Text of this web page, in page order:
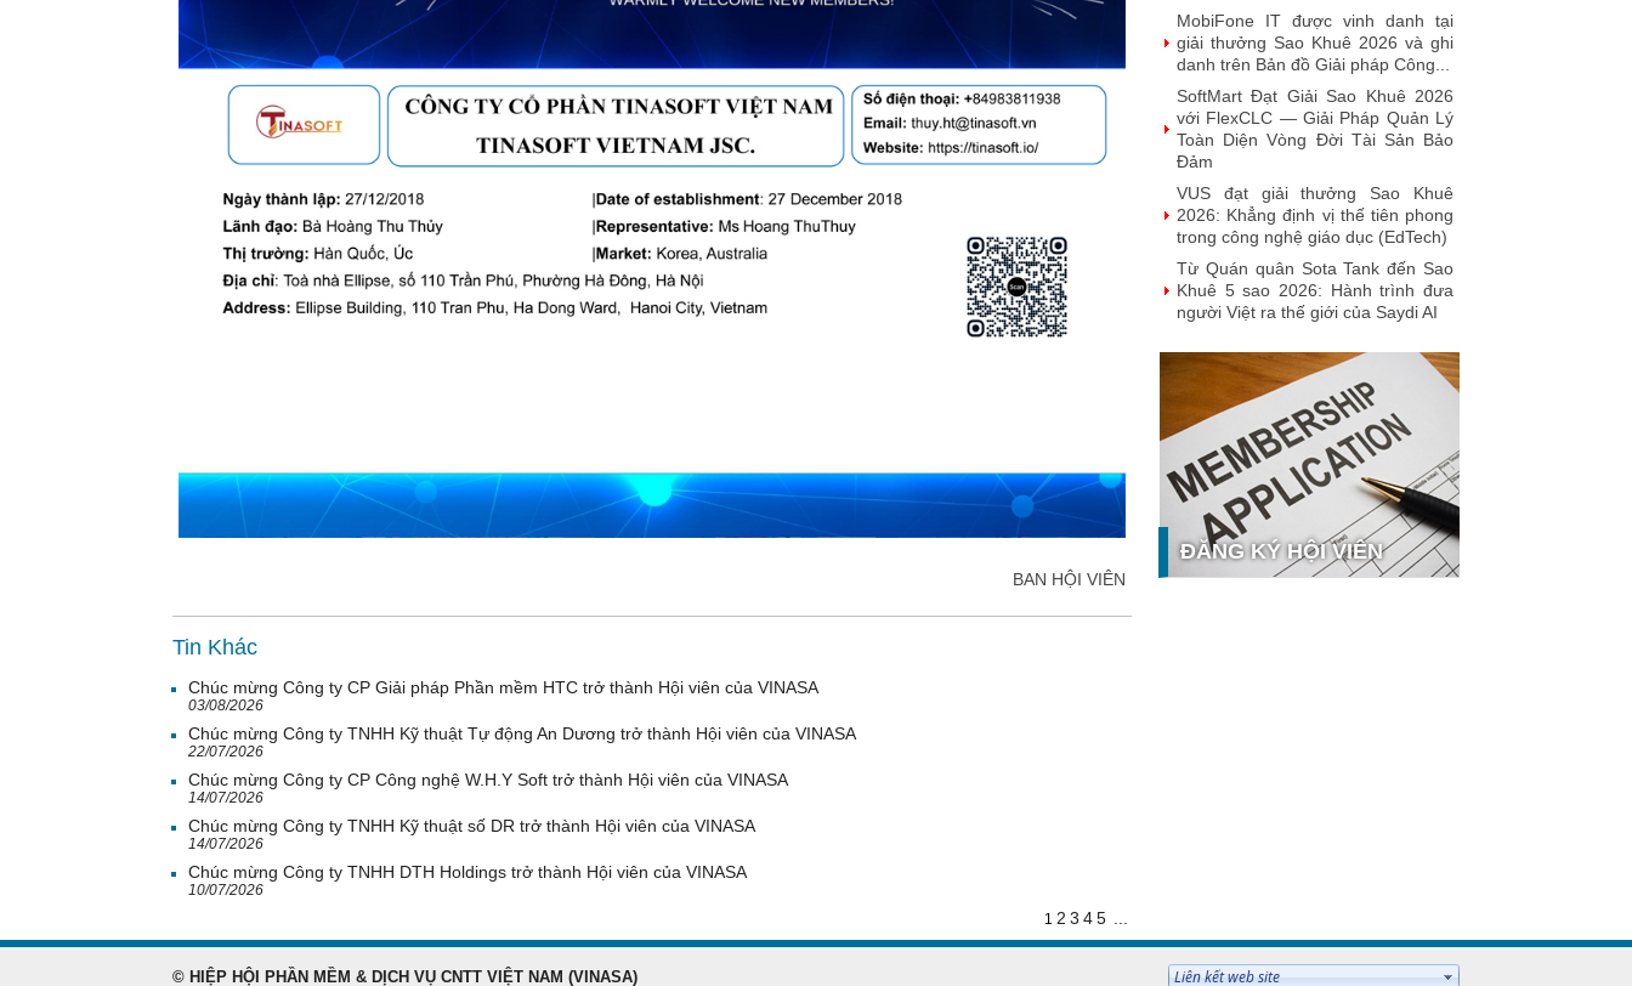
BAN HỘI VIÊN
Tin Khác
Chúc mừng Công ty CP Giải pháp Phần mềm HTC trở thành Hội viên của VINASA
03/08/2026
Chúc mừng Công ty TNHH Kỹ thuật Tự động An Dương trở thành Hội viên của VINASA
22/07/2026
Chúc mừng Công ty CP Công nghệ W.H.Y Soft trở thành Hội viên của VINASA
14/07/2026
Chúc mừng Công ty TNHH Kỹ thuật số DR trở thành Hội viên của VINASA
14/07/2026
Chúc mừng Công ty TNHH DTH Holdings trở thành Hội viên của VINASA
10/07/2026
1 2 3 45
MobiFone IT được vinh danh tại
giải thưởng Sao Khuê 2026 và ghi
danh trên Bản đồ Giải pháp Công...
SoftMart Đạt Giải Sao Khuê 2026
với FlexCLC — Giải Pháp Quản Lý
Toàn Diện Vòng Đời Tài Sản Bảo
Đảm
VUS đạt giải thưởng Sao Khuê
2026: Khẳng định vị thế tiên phong
trong công nghệ giáo dục (EdTech)
Từ Quán quân Sota Tank đến Sao
Khuê 5 sao 2026: Hành trình đưa
người Việt ra thế giới của Saydi AI
nghiệp: NoteX và hành trình chinh
phục Giải thưởng Sao Khuê 2026
Vietnam Tech Map 2026 công bố
bộ câu hỏi mẫu cho 30 lĩnh vực
công nghệ và thị trường
Giải pháp PGx của GeneStory: Lời
giải cho bài toán tự chủ công nghệ
y tế số tại Sao Khuê 2026
Ứng dụng nhận diện cuộc gọi
đồ Giải pháp Công nghệ số Việt
ĐĂNG KÝ HỘI VIÊN
ĐĂNG KÝ HỘI VIÊN
© HIỆP HỘI PHẦN MỀM & DỊCH VỤ CNTT VIỆT NAM (VINASA)